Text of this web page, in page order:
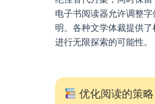
电子书阅读器允许调整
明。各种文学体裁提供
进行无限探索的可能性。
优化阅读的策略